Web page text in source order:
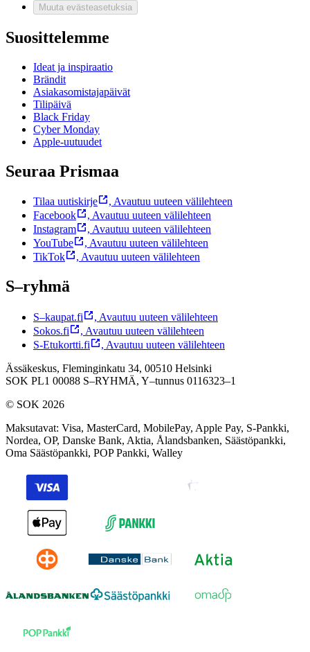
Muuta evästeasetuksia
Suosittelemme
Ideat ja inspiraatio
Brändit
Asiakasomistajapäivät
Tilipäivä
Black Friday
Cyber Monday
Apple-uutuudet
Seuraa Prismaa
Tilaa uutiskirje , Avautuu uuteen välilehteen
Facebook
, Avautuu uuteen välilehteen
Instagram
, Avautuu uuteen välilehteen
YouTube
, Avautuu uuteen välilehteen
TikTok
, Avautuu uuteen välilehteen
S–ryhmä
S–kaupat.fi , Avautuu uuteen välilehteen
Sokos.fi
, Avautuu uuteen välilehteen
S-Etukortti.fi
, Avautuu uuteen välilehteen
Ässäkeskus, Fleminginkatu 34, 00510 Helsinki
SOK PL1 00088 S–RYHMÄ, Y–tunnus 0116323–1
© SOK 2026
Maksutavat: Visa, MasterCard, MobilePay, Apple Pay, S-Pankki,
Nordea, OP, Danske Bank, Aktia, Ålandsbanken, Säästöpankki,
Oma Säästöpankki, POP Pankki, Walley